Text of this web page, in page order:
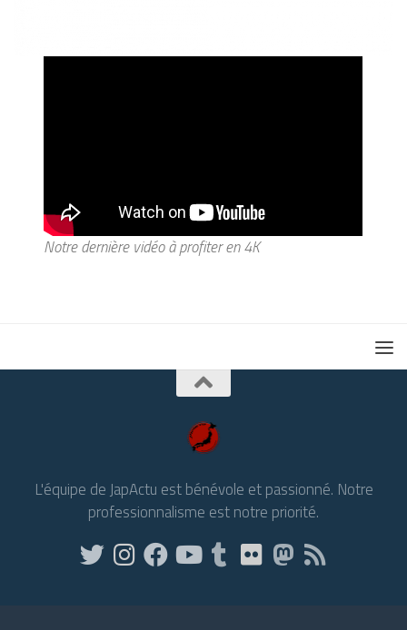
Notre dernière vidéo à profiter en 4K
L'équipe de JapActu est bénévole et passionné. Notre
professionnalisme est notre priorité.